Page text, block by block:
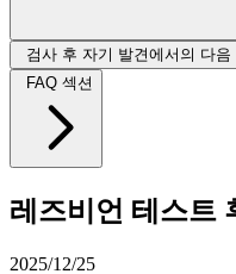
검사 후 자기 발견에서의 다음
FAQ 섹션
레즈비언 테스트
2025/12/25